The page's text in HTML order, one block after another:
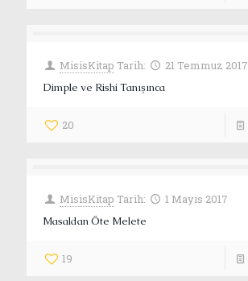
MisisKitap Tarih: 21 Temmuz 2017
Dimple ve Rishi Tanışınca
20
MisisKitap Tarih: 1 Mayıs 2017
Masaldan Öte Melete
19